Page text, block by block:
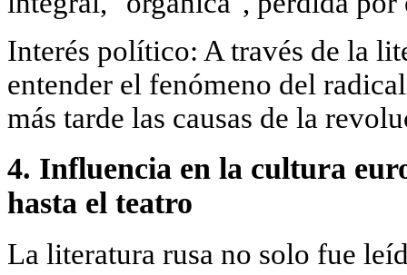
Interés político: A través de la
entender el fenómeno del
más tarde las causas de la
4. Influencia en la cultura
hasta el teatro
La literatura rusa no solo fue